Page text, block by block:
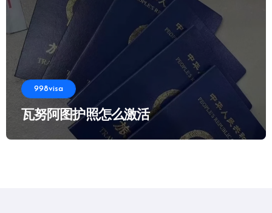
998visa
瓦努阿图护照怎么激活